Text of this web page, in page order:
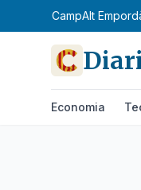
Alt CampAlt
Economia